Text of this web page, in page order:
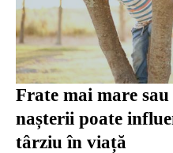
Frate mai mare
nașterii poate
târziu în viață